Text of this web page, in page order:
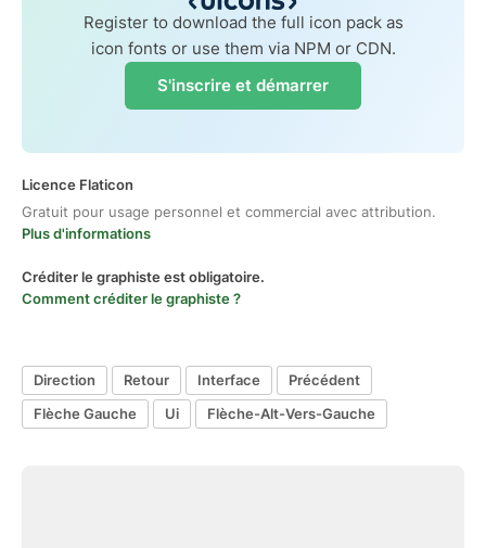
Register to download the full icon pack as
icon fonts or use them via NPM or CDN.
S'inscrire et démarrer
Licence Flaticon
Gratuit pour usage personnel et commercial avec attribution.
Plus d'informations
Créditer le graphiste est obligatoire.
Comment créditer le graphiste ?
Direction Retour Interface
Précédent
Flèche Gauche
Ui Flèche-Alt-Vers-Gauche